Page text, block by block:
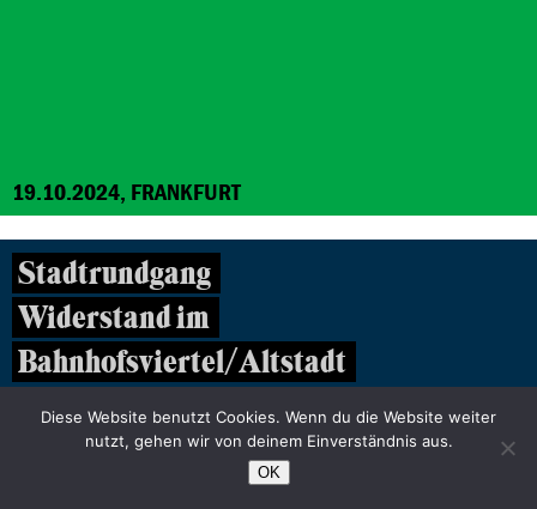
19.10.2024, FRANKFURT
Stadtrundgang
Widerstand im
Bahnhofsviertel/Altstadt
Stadtrundgang - Ausgebucht
Diese Website benutzt Cookies. Wenn du die Website weiter
nutzt, gehen wir von deinem Einverständnis aus.
OK